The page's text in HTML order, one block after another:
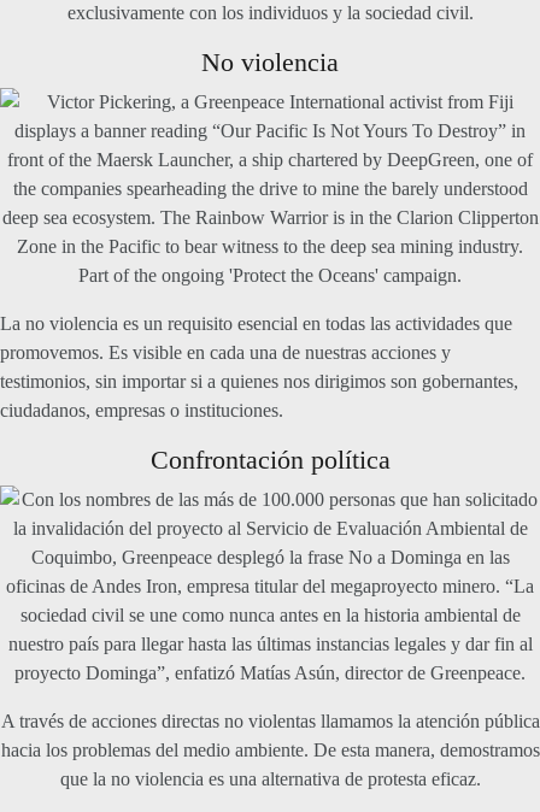
exclusivamente con los individuos y la sociedad civil.
No violencia
La no violencia es un requisito esencial en todas las actividades que
promovemos. Es visible en cada una de nuestras acciones y
testimonios, sin importar si a quienes nos dirigimos son gobernantes,
ciudadanos, empresas o instituciones.
Confrontación política
A través de acciones directas no violentas llamamos la atención pública
hacia los problemas del medio ambiente. De esta manera, demostramos
que la no violencia es una alternativa de protesta eficaz.